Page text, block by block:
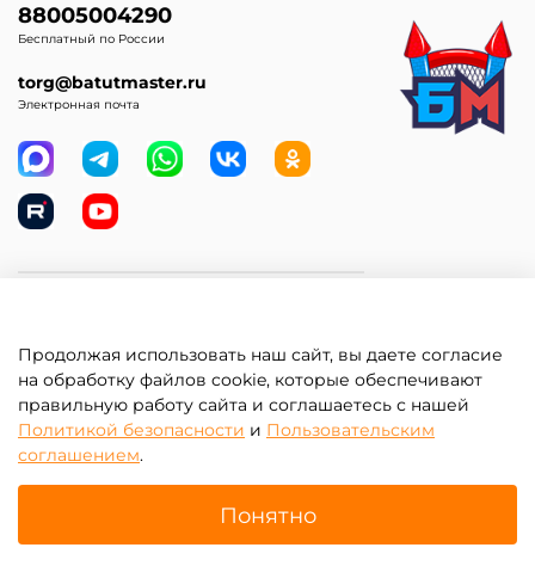
Клиентам
Информация
88005004290
Бесплатный по России
torg@batutmaster.ru
Электронная почта
Продолжая использовать наш сайт, вы даете согласие
на обработку файлов cookie, которые обеспечивают
правильную работу сайта и соглашаетесь с нашей
Политикой безопасности и Пользовательским
соглашением.
Понятно